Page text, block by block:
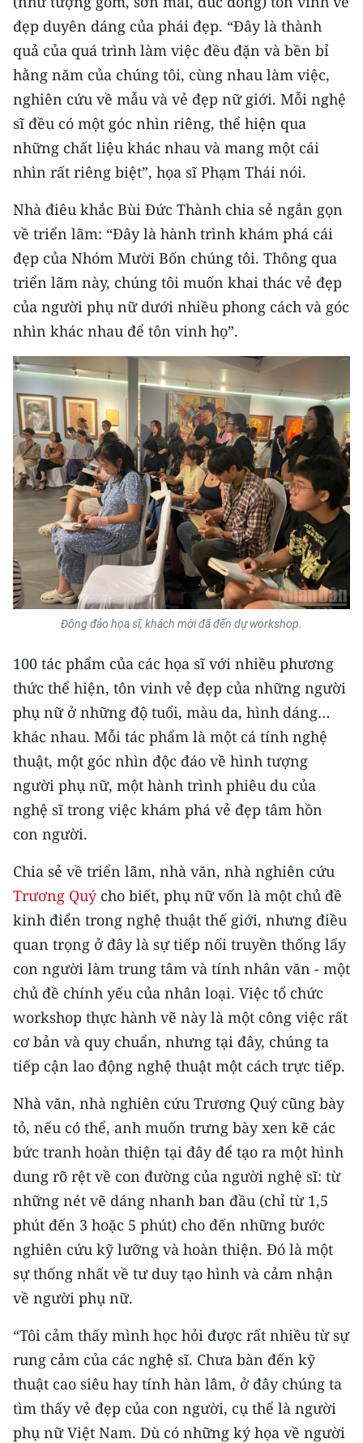
ENGLISH
中文
FRANÇAIS
РУССКИЙ
ESPAÑOL
한국어
đẹp duyên dáng của phái đẹp. “Đây là thành
quả của quá trình làm việc đều đặn và bền bỉ
hằng năm của chúng tôi, cùng nhau làm việc,
nghiên cứu về mẫu và vẻ đẹp nữ giới. Mỗi nghệ
sĩ đều có một góc nhìn riêng, thể hiện qua
những chất liệu khác nhau và mang một cái
nhìn rất riêng biệt”, họa sĩ Phạm Thái nói.
Nhà điêu khắc Bùi Đức Thành chia sẻ ngắn gọn
về triển lãm: “Đây là hành trình khám phá cái
đẹp của Nhóm Mười Bốn chúng tôi. Thông qua
triển lãm này, chúng tôi muốn khai thác vẻ đẹp
của người phụ nữ dưới nhiều phong cách và góc
nhìn khác nhau để tôn vinh họ”.
Đông đảo họa sĩ, khách mời đã đến dự workshop.
100 tác phẩm của các họa sĩ với nhiều phương
thức thể hiện, tôn vinh vẻ đẹp của những người
phụ nữ ở những độ tuổi, màu da, hình dáng…
khác nhau. Mỗi tác phẩm là một cá tính nghệ
thuật, một góc nhìn độc đáo về hình tượng
người phụ nữ, một hành trình phiêu du của
nghệ sĩ trong việc khám phá vẻ đẹp tâm hồn
con người.
Chia sẻ về triển lãm, nhà văn, nhà nghiên cứu
Trương Quýcho biết, phụ nữ vốn là một chủ đề
kinh điển trong nghệ thuật thế giới, nhưng điều
quan trọng ở đây là sự tiếp nối truyền thống lấy
con người làm trung tâm và tính nhân văn - một
chủ đề chính yếu của nhân loại. Việc tổ chức
workshop thực hành vẽ này là một công việc rất
cơ bản và quy chuẩn, nhưng tại đây, chúng ta
tiếp cận lao động nghệ thuật một cách trực tiếp.
Nhà văn, nhà nghiên cứu Trương Quý cũng bày
tỏ, nếu có thể, anh muốn trưng bày xen kẽ các
bức tranh hoàn thiện tại đây để tạo ra một hình
dung rõ rệt về con đường của người nghệ sĩ: từ
những nét vẽ dáng nhanh ban đầu (chỉ từ 1,5
phút đến 3 hoặc 5 phút) cho đến những bước
nghiên cứu kỹ lưỡng và hoàn thiện. Đó là một
sự thống nhất về tư duy tạo hình và cảm nhận
về người phụ nữ.
“Tôi cảm thấy mình học hỏi được rất nhiều từ sự
rung cảm của các nghệ sĩ. Chưa bàn đến kỹ
thuật cao siêu hay tính hàn lâm, ở đây chúng ta
tìm thấy vẻ đẹp của con người, cụ thể là người
phụ nữ Việt Nam. Dù có những ký họa về người